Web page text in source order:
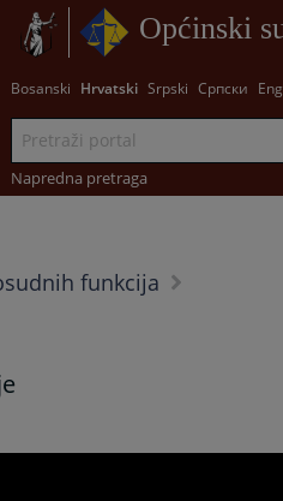
Općinski
Bosanski Hrvatski Srpski Српски
Napredna pretraga
funkcija